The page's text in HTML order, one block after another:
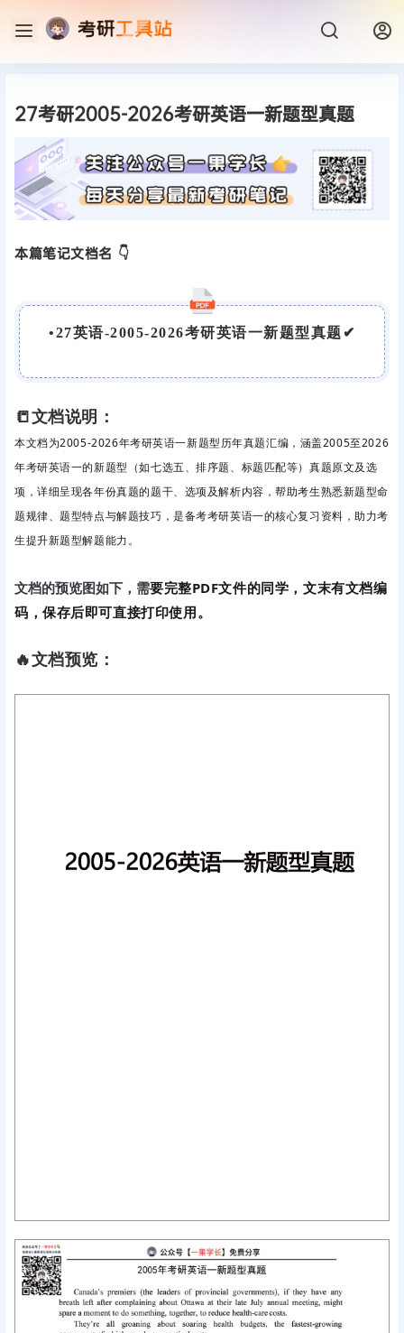
27考研2005-2026考研英语一新题型真题
本篇笔记文档名 👇
•27英语-2005-2026考研英语一新题型真题 ✔
📒文档说明：
本文档为2005-2026年考研英语一新题型历年真题汇编，涵盖2005至2026
年考研英语一的新题型（如七选五、排序题、标题匹配等）真题原文及选
项，详细呈现各年份真题的题干、选项及解析内容，帮助考生熟悉新题型命
题规律、题型特点与解题技巧，是备考考研英语一的核心复习资料，助力考
生提升新题型解题能力。
文档的预览图如下，需要完整PDF文件的同学，文末有文档编
码，保存后即可直接打印使用。
🔥文档预览：